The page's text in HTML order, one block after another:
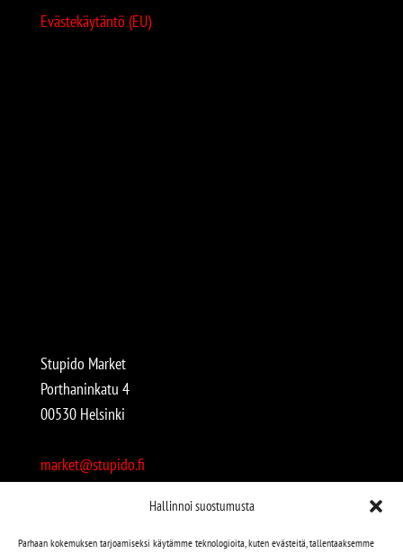
Hallinnoi suostumusta
Parhaan kokemuksen tarjoamiseksi käytämme teknologioita, kuten evästeitä, tallentaaksemme
Evästekäytäntö (EU)
Stupido Market
Porthaninkatu 4
00530 Helsinki
market@stupido.fi
Avoinna: